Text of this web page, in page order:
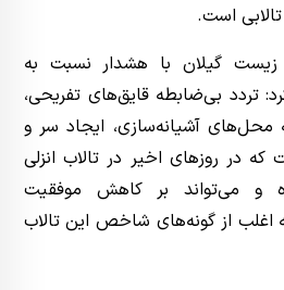
است.
گیلان با هشدار نسبت به
تردد بی‌ضابطه قایق‌های تفریحی،
آشیانه‌سازی، ایجاد سر و
در روزهای اخیر در تالاب انزلی
و می‌تواند بر کاهش موفقیت
اغلب از گونه‌های شاخص این تالاب